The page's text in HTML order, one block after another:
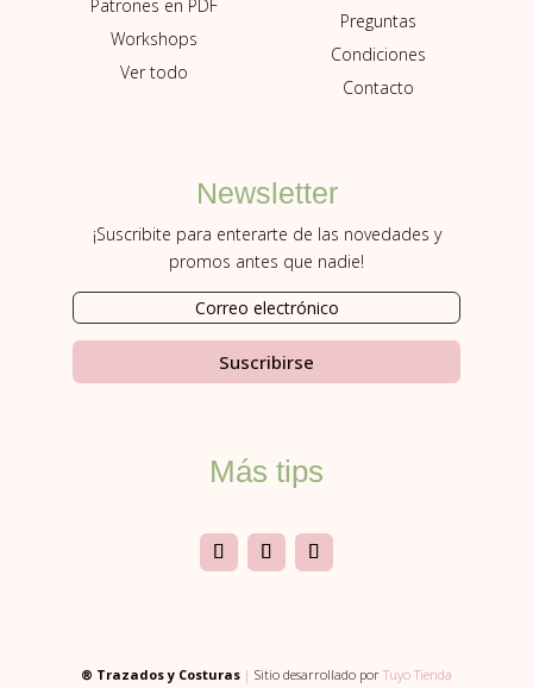
Patrones en PDF
Workshops
Ver todo
Preguntas
Condiciones
Contacto
Newsletter
¡Suscribite para enterarte de las novedades y
promos antes que nadie!
Suscribirse
Más tips
® Trazados y Costuras | Sitio desarrollado por Tuyo Tienda